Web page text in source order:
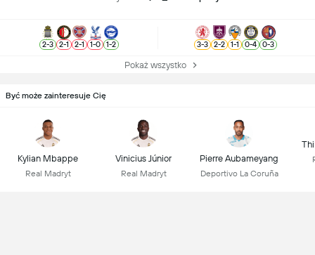
2-3 2-1 2-1 1-0 1-2 3-3 2-2 1-1 0-4 0-3
Pokaż wszystko
Być może zainteresuje Cię
Kylian Mbappe
Real Madryt
Vinicius Júnior
Real Madryt
Pierre Aubameyang
Deportivo La Coruña